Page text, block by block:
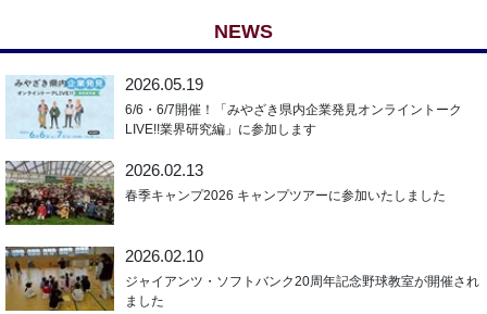
NEWS
2026.05.19
6/6・6/7開催！「みやざき県内企業発見オンライントーク
LIVE!!業界研究編」に参加します
2026.02.13
春季キャンプ2026 キャンプツアーに参加いたしました
2026.02.10
ジャイアンツ・ソフトバンク20周年記念野球教室が開催され
ました